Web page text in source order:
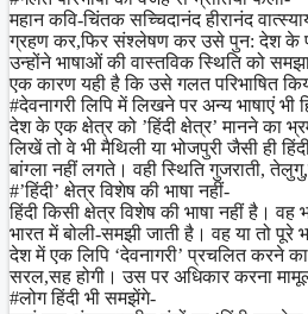
महान कवि-चिंतक सच्चिदानंद हीरानंद
ग्रहण कर,फिर संश्लेषण कर उसे पुन: देश के
उन्होंने भाषाओं की वास्तविक स्थिति को
एक कारण यही है कि उसे गलत परिभाषित
#देवनागरी लिपि में लिखने पर अन्य भाषाएं भी
देश के एक क्षेत्र को ’हिंदी क्षेत्र’ मानने का
लिखें तो वे भी मैथिली या भोजपुरी जैसी ही
बांग्ला नहीं लगते। वही स्थिति गुजराती,
#’हिंदी’ क्षेत्र विशेष की भाषा नहीं-
हिंदी किसी क्षेत्र विशेष की भाषा नहीं है।
भारत में बोली-समझी जाती है। वह या तो पूरे
देश में एक लिपि ‘देवनागरी’ प्रचलित करने
सरल,सह होगी। उस पर अधिकार करना
#लोग हिंदी भी समझेंगे-